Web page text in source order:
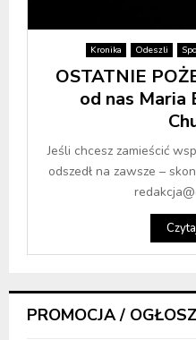
Kronika Odeszli
OSTATNIE
od nas Maria
Jeśli chcesz zamieścić
odszedł na zawsze –
PROMOCJA /